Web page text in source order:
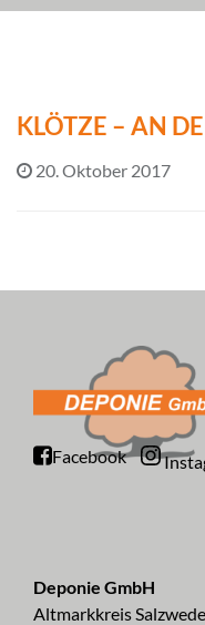
KLÖTZE – AN
20. Oktober 2017
Facebook
Deponie GmbH
Altmarkkreis